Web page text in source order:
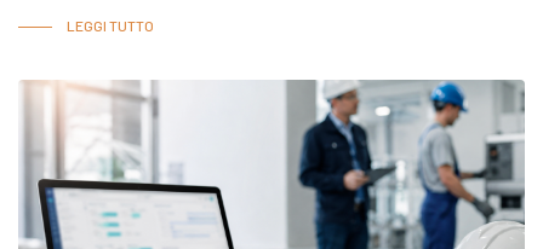
accompagnato da regole chiare e da un’adeguata
può infatti comportare errori, diffusione di informazioni
riservate, violazioni della privacy, risultati discriminatori
o un’eccessiva delega delle decisioni agli strumenti
automatizzati.Il Digital Omnibus non elimina l’AI
LEGGI TUTTO